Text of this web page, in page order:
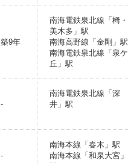
築9年
南海電鉄泉北線「栂・
美木多」駅
南海高野線「金剛」駅
南海電鉄泉北線「泉ケ
丘」駅
-
南海電鉄泉北線「深
井」駅
-
南海本線「春木」駅
南海本線「和泉大宮」